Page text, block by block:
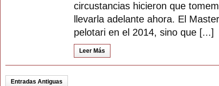
circustancias hicieron que
llevarla adelante ahora. El
pelotari en el 2014, sino que [...]
Leer Más
Entradas Antiguas